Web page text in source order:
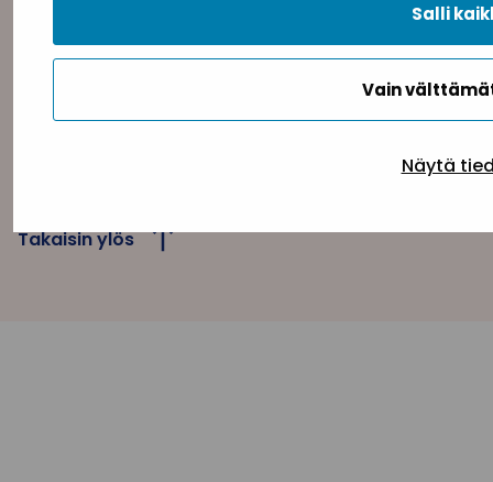
Vain
Salli
Näytä
Takaisin ylös